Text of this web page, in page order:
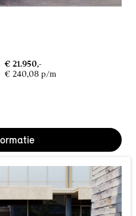
€ 21.950,-
€ 240,08 p/m